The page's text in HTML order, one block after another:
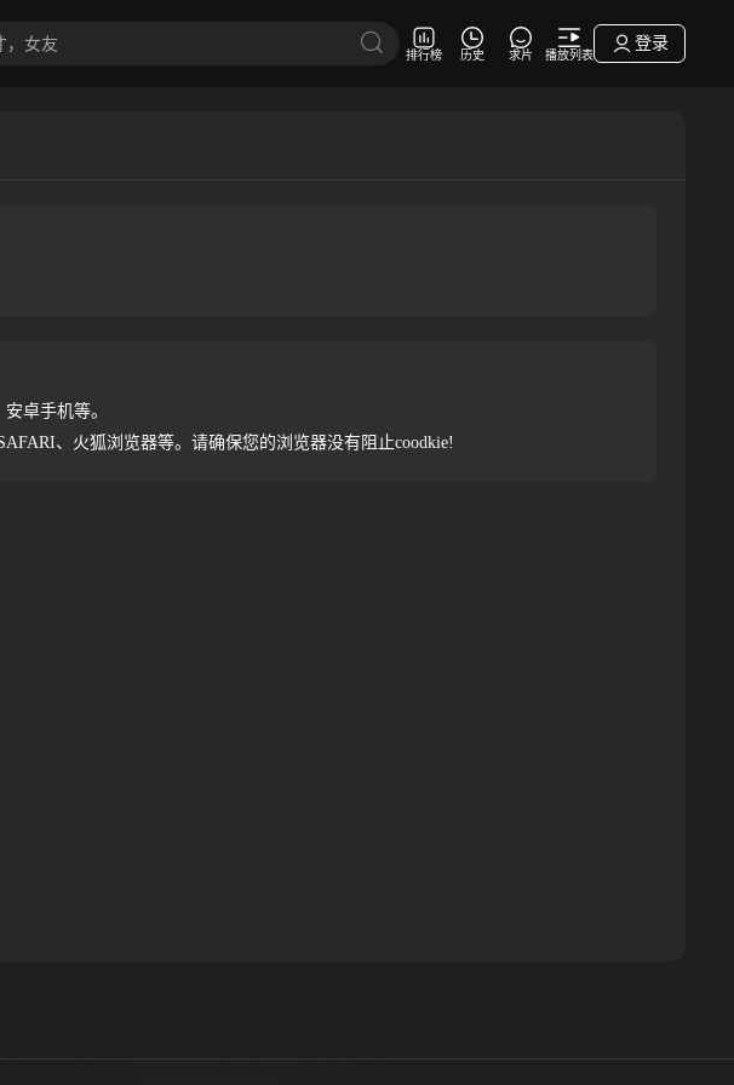
排行榜 历史 求片 播放列表
登录
卓手机等。
、火狐浏览器等。请确保您的浏览器没有阻止coodkie!